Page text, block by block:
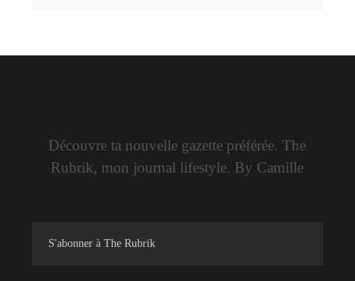
Découvre ta nouvelle gazette préférée. The
Rubrik, mon journal lifestyle. By Camille